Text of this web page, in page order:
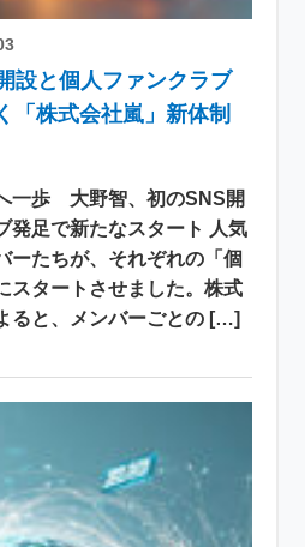
設と個人ファンクラブ
株式会社嵐」新体制
一歩 大野智、初のSNS開
発足で新たなスタート 人気
ーたちが、それぞれの「個
スタートさせました。株式
ると、メンバーごとの […]